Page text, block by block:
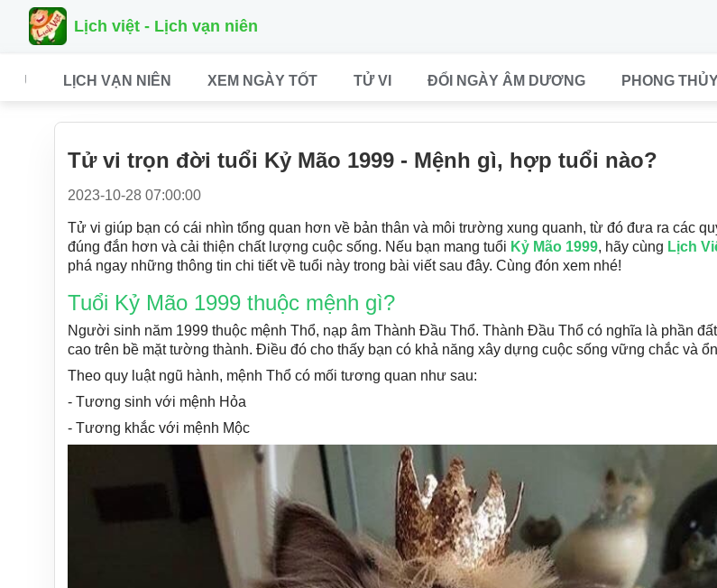
Lịch việt - Lịch vạn niên
LỊCH VẠN NIÊN XEM NGÀY TỐT TỬ VI ĐỔI NGÀY ÂM DƯƠNG PHONG
Tử vi trọn đời tuổi Kỷ Mão 1999 - Mệnh gì, hợp tuổi nào?
2023-10-28 07:00:00
Tử vi giúp bạn có cái nhìn tổng quan hơn về bản thân và môi trường xung quanh, từ đó đưa ra các
đúng đắn hơn và cải thiện chất lượng cuộc sống. Nếu bạn mang tuổi Kỷ Mão 1999, hãy cùng Lịch
phá ngay những thông tin chi tiết về tuổi này trong bài viết sau đây. Cùng đón xem nhé!
Tuổi Kỷ Mão 1999 thuộc mệnh gì?
Người sinh năm 1999 thuộc mệnh Thổ, nạp âm Thành Đầu Thổ. Thành Đầu Thổ có nghĩa là phần
cao trên bề mặt tường thành. Điều đó cho thấy bạn có khả năng xây dựng cuộc sống vững chắc và
Theo quy luật ngũ hành, mệnh Thổ có mối tương quan như sau:
- Tương sinh với mệnh Hỏa
- Tương khắc với mệnh Mộc